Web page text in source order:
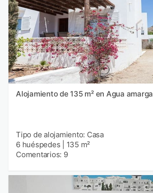
Alojamiento de 135 m² en Agua amarga
Tipo de alojamiento: Casa
6 huéspedes
135 m²
Comentarios: 9